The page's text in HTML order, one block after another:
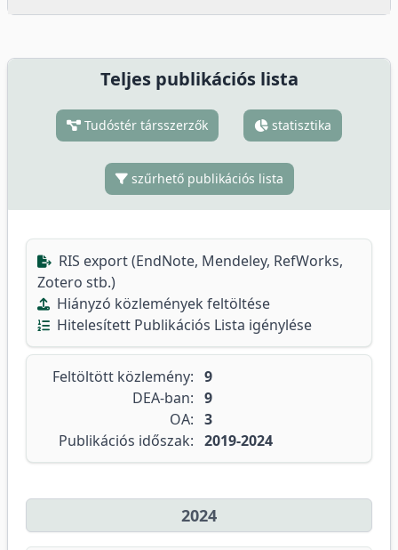
Teljes publikációs lista
Tudóstér társszerzők statisztika
szűrhető publikációs lista
RIS export (EndNote, Mendeley, RefWorks,
Zotero stb.)
Hiányzó közlemények feltöltése
Hitelesített Publikációs Lista igénylése
Feltöltött közlemény: 9
DEA-ban: 9
OA: 3
Publikációs időszak: 2019-2024
2024